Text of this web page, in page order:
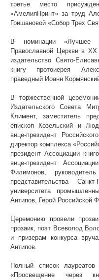
третье место
«АмелияПринт» за труд
Гришановой «Собор Трех
В номинации «Лучшее
Православной Церкви в ХХ
издательство Свято-
книгу протоиерея
праведный Иоанн
В торжественной
Издательского Совета
Климент, заместитель
епископ Козельский и
вице-президент
директор комплекса
президент Ассоциации
вице-президент
Филимонов,
представительства Санкт-
университета
Антипов, Герой Российской
Церемонию провели
прозаик, поэт Всеволод
и призерам конкурса
Антипов.
Полный список лауреатов
«Просвещение через